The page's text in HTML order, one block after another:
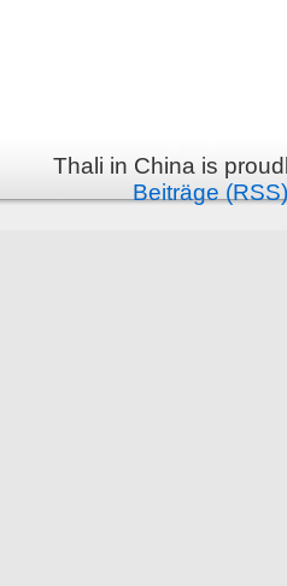
Thali in China is
Beiträge (RSS)